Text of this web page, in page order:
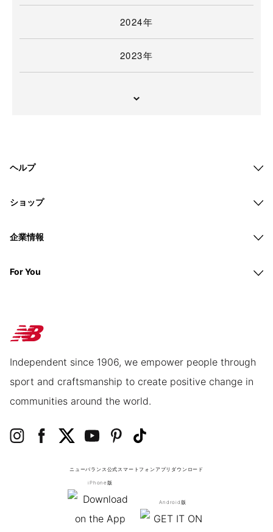
2024年
2023年
ヘルプ
ショップ
企業情報
For You
Independent since 1906, we empower people through
sport and craftsmanship to create positive change in
communities around the world.
ニューバランス公式スマートフォンアプリ ダウンロード
iPhone版
Android版